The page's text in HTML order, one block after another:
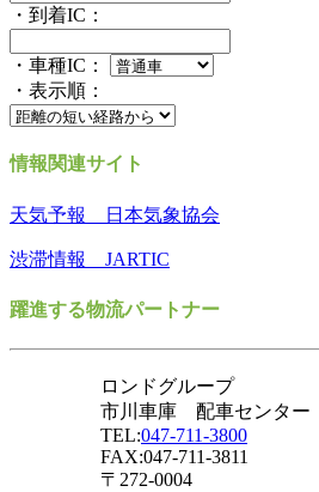
・到着IC：
・車種IC：
・表示順：
情報関連サイト
天気予報 日本気象協会
渋滞情報 JARTIC
躍進する物流パートナー
ロンドグループ
市川車庫 配車センター
TEL:047-711-3800
FAX:047-711-3811
〒272-0004